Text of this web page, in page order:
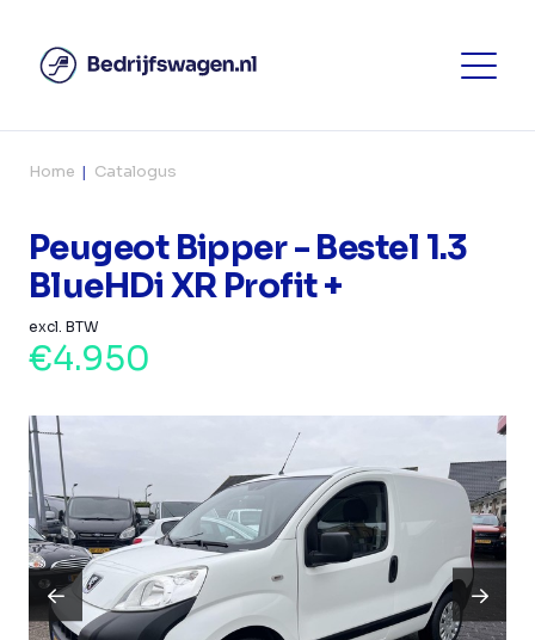
Home Catalogus
Peugeot Bipper - Bestel 1.3
BlueHDi XR Profit +
excl. BTW
€4.950